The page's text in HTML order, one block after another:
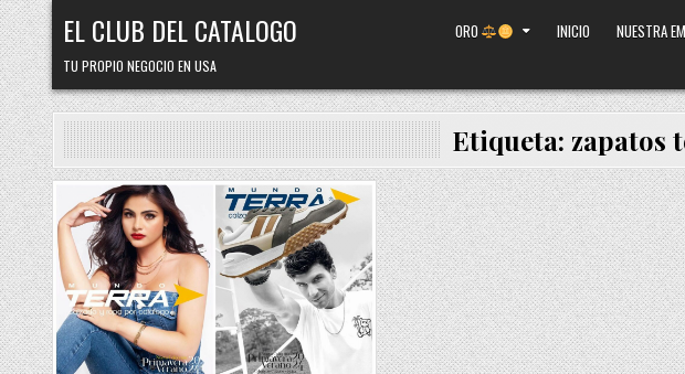
Skip
to
content
EL CLUB DEL CATALOGO
TU PROPIO NEGOCIO EN USA
ORO INICIO NUESTRA
Etiqueta: zapatos
Posted
in